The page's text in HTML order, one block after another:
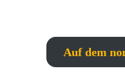
Auf dem